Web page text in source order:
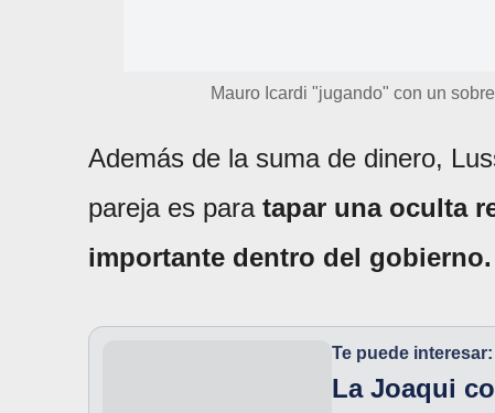
Mauro Icardi "jugando" con un
Además de la suma de dinero,
pareja es para tapar una oculta
importante dentro del gobierno.
Te puede interesar:
La Joaqui